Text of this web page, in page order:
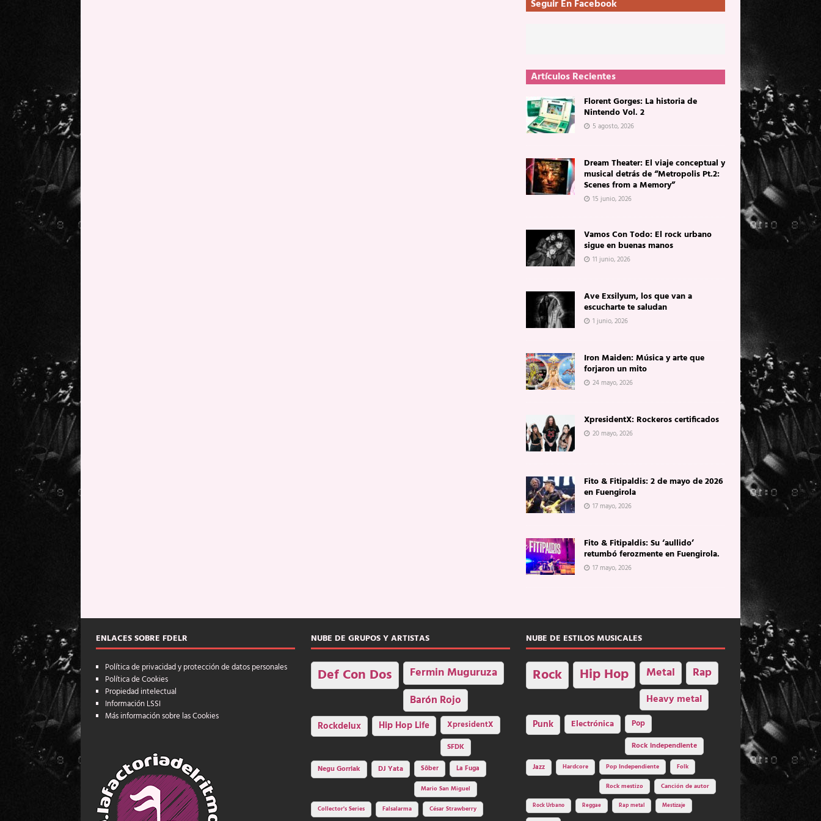
Seguir En Facebook
Artículos Recientes
Florent Gorges: La historia de
Nintendo Vol. 2
5 agosto, 2026
Dream Theater: El viaje conceptual y
musical detrás de “Metropolis Pt.2:
Scenes from a Memory”
15 junio, 2026
Vamos Con Todo: El rock urbano
sigue en buenas manos
11 junio, 2026
Ave Exsilyum, los que van a
escucharte te saludan
1 junio, 2026
Iron Maiden: Música y arte que
forjaron un mito
24 mayo, 2026
XpresidentX: Rockeros certificados
20 mayo, 2026
Fito & Fitipaldis: 2 de mayo de 2026
en Fuengirola
17 mayo, 2026
Fito & Fitipaldis: Su ‘aullido’
retumbó ferozmente en Fuengirola.
17 mayo, 2026
ENLACES SOBRE FDELR
Política de privacidad y protección de datos personales
Política de Cookies
Propiedad intelectual
Información LSSI
Más información sobre las Cookies
NUBE DE GRUPOS Y ARTISTAS
Def Con Dos Fermin Muguruza
Barón Rojo
Rockdelux Hip Hop Life
XpresidentX
SFDK
Negu Gorriak
DJ Yata Sôber
La Fuga
Mario San Miguel
Collector's Series
Falsalarma César Strawberry
NUBE DE ESTILOS MUSICALES
Rock Hip Hop Metal Rap
Heavy metal
Punk Electrónica
Pop
Rock independiente
Jazz Hardcore Pop Independiente Folk
Rock mestizo Canción de autor
Rock Urbano Reggae Rap metal Mestizaje